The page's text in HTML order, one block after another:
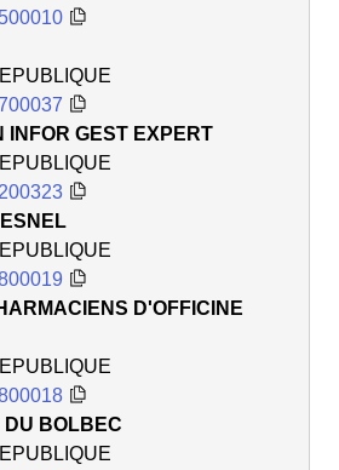
INFOR GEST EXPERT
D'OFFICINE
DU BOLBEC